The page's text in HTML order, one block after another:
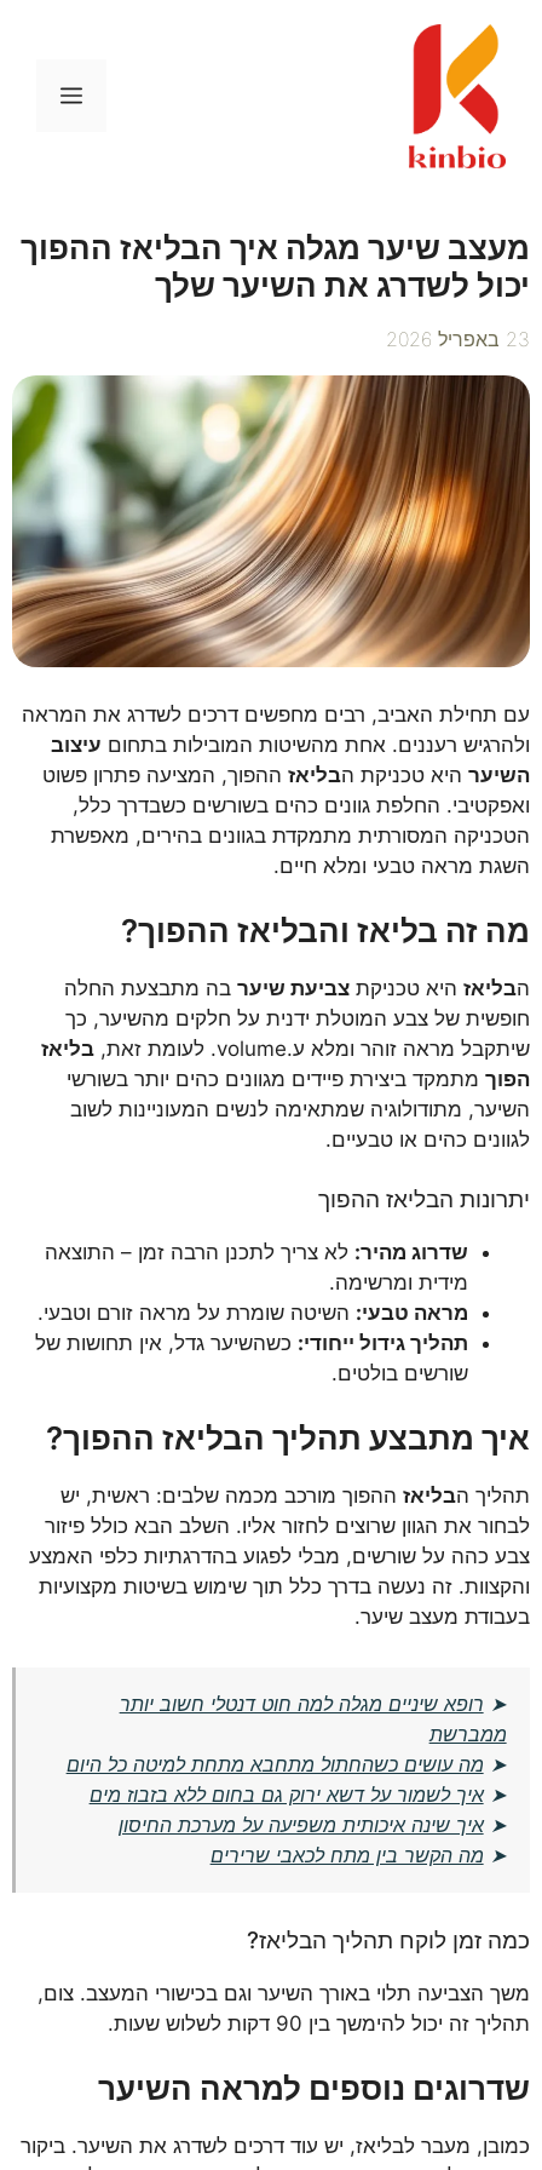
לתוכן
תפריט
מעצב שיער מגלה איך הבליאז ההפוך
יכול לשדרג את השיער שלך
23 באפריל 2026
עם תחילת האביב, רבים מחפשים דרכים לשדרג את המראה
ולהרגיש רעננים. אחת מהשיטות המובילות בתחום עיצוב
השיער היא טכניקת הבליאז ההפוך, המציעה פתרון פשוט
ואפקטיבי. החלפת גוונים כהים בשורשים כשבדרך כלל,
הטכניקה המסורתית מתמקדת בגוונים בהירים, מאפשרת
השגת מראה טבעי ומלא חיים.
מה זה בליאז והבליאז ההפוך?
הבליאז היא טכניקת צביעת שיער בה מתבצעת החלה
חופשית של צבע המוטלת ידנית על חלקים מהשיער, כך
שיתקבל מראה זוהר ומלא ע.volume. לעומת זאת,
בליאז
הפוך מתמקד ביצירת פיידים מגוונים כהים יותר בשורשי
השיער, מתודולוגיה שמתאימה לנשים המעוניינות לשוב
לגוונים כהים או טבעיים.
יתרונות הבליאז ההפוך
שדרוג מהיר: לא צריך לתכנן הרבה זמן – התוצאה
מידית ומרשימה.
מראה טבעי: השיטה שומרת על מראה זורם וטבעי.
תהליך גידול ייחודי: כשהשיער גדל, אין תחושות של
שורשים בולטים.
איך מתבצע תהליך הבליאז ההפוך?
תהליך הבליאז ההפוך מורכב מכמה שלבים: ראשית, יש
לבחור את הגוון שרוצים לחזור אליו. השלב הבא כולל פיזור
צבע כהה על שורשים, מבלי לפגוע בהדרגתיות כלפי האמצע
והקצוות. זה נעשה בדרך כלל תוך שימוש בשיטות מקצועיות
בעבודת מעצב שיער.
➤ רופא שיניים מגלה למה חוט דנטלי חשוב יותר
ממברשת
➤ מה עושים כשהחתול מתחבא מתחת למיטה כל היום
➤איך לשמור על דשא ירוק גם בחום ללא בזבוז מים
➤איך שינה איכותית משפיעה על מערכת החיסון
➤ מה הקשר בין מתח לכאבי שרירים
כמה זמן לוקח תהליך הבליאז?
משך הצביעה תלוי באורך השיער וגם בכישורי המעצב. צום,
תהליך זה יכול להימשך בין 90 דקות לשלוש שעות.
שדרוגים נוספים למראה השיער
כמובן, מעבר לבליאז, יש עוד דרכים לשדרג את השיער. ביקור